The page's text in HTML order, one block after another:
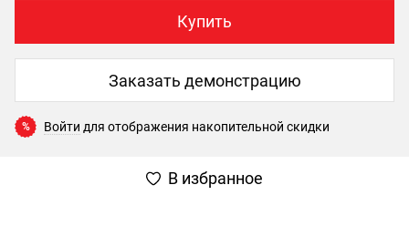
Купить
Заказать демонстрацию
% Войти для отображения накопительной скидки
В избранное